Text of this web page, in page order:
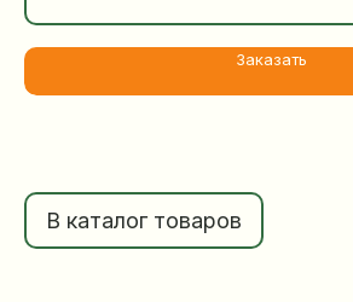
Заказать
В каталог товаров